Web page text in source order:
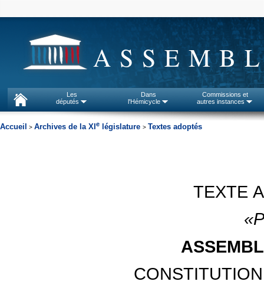
Les
députés
Dans
l'Hémicycle
Commissions et
autres instances
Accueil > Archives de la XI e législature > Textes adoptés
TEXTE